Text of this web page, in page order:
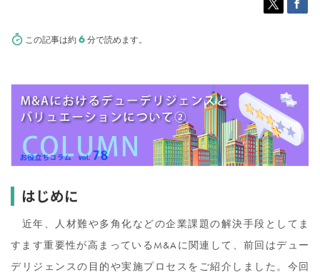
この記事は約6分で読めます。
はじめに
近年、人材難や多角化などの企業課題の解決手段としてま
すます重要性が高まっているM&Aに関連して、前回はデュー
デリジェンスの目的や実施プロセスをご紹介しました。今回